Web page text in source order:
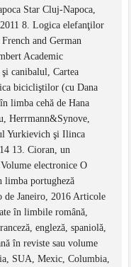
Star Cluj-Napoca,
8. Logica elefanţilor
and German
Academic
canibalul, Cartea
bicicliştilor (cu Dana
limba cehă de Hana
Herrmann&Synove,
Yurkievich şi Ilinca
13. Cioran, un
electronice O
limba portugheză
de Janeiro, 2016 Articole
în limbile română,
engleză, spaniolă,
în reviste sau volume
SUA, Mexic, Columbia,